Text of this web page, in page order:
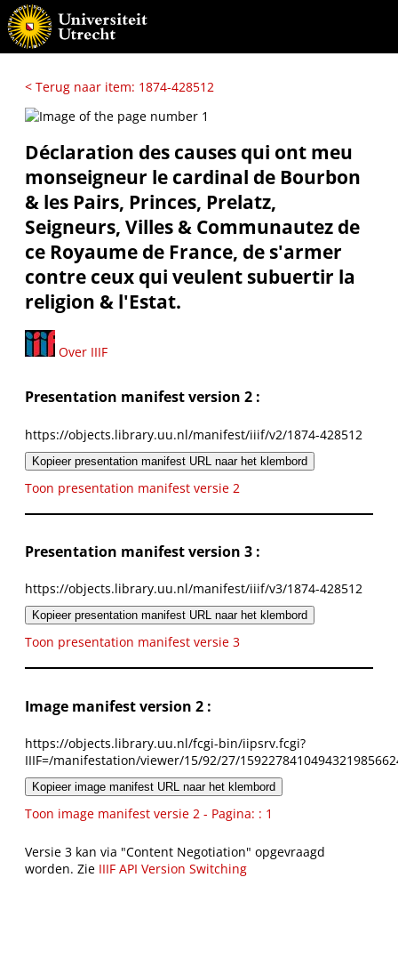
< Terug naar item: 1874-428512
Déclaration des causes qui ont meu
monseigneur le cardinal de Bourbon
& les Pairs, Princes, Prelatz,
Seigneurs, Villes & Communautez de
ce Royaume de France, de s'armer
contre ceux qui veulent subuertir la
religion & l'Estat.
Over IIIF
Presentation manifest version 2 :
https://objects.library.uu.nl/manifest/iiif/v2/1874-428512
Kopieer presentation manifest URL naar het klembord
Toon presentation manifest versie 2
Presentation manifest version 3 :
https://objects.library.uu.nl/manifest/iiif/v3/1874-428512
Kopieer presentation manifest URL naar het klembord
Toon presentation manifest versie 3
Image manifest version 2 :
https://objects.library.uu.nl/fcgi-bin/iipsrv.fcgi?
IIIF=/manifestation/viewer/15/92/27/
Kopieer image manifest URL naar het klembord
Toon image manifest versie 2 - Pagina: : 1
Versie 3 kan via "Content Negotiation" opgevraagd
worden. Zie IIIF API Version Switching